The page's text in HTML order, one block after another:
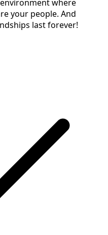
where
your people. And
last forever!